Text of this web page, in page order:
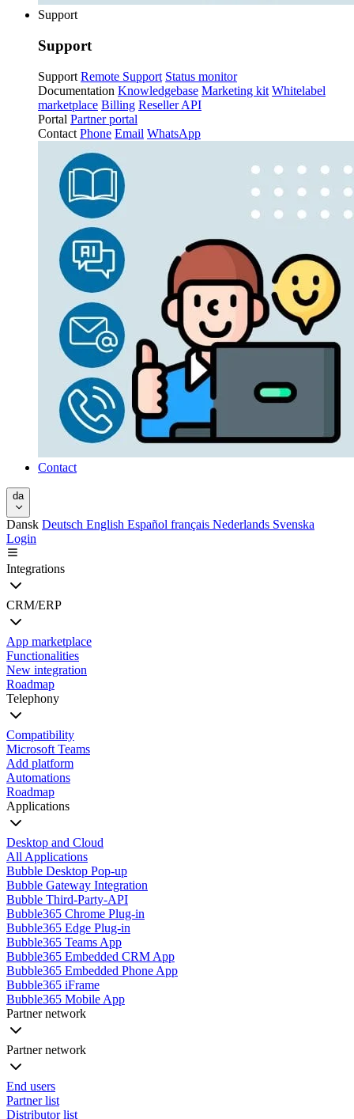
Support
Support
Support Remote Support Status monitor
Documentation Knowledgebase Marketing kit Whitelabel
marketplace Billing Reseller API
Portal Partner portal
Contact Phone Email WhatsApp
Contact
da
Dansk Deutsch English Español français Nederlands Svenska
Login
Integrations
CRM/ERP
App marketplace
Functionalities
New integration
Roadmap
Telephony
Compatibility
Microsoft Teams
Add platform
Automations
Roadmap
Applications
Desktop and Cloud
All Applications
Bubble Desktop Pop-up
Bubble Gateway Integration
Bubble Third-Party-API
Bubble365 Chrome Plug-in
Bubble365 Edge Plug-in
Bubble365 Teams App
Bubble365 Embedded CRM App
Bubble365 Embedded Phone App
Bubble365 iFrame
Bubble365 Mobile App
Partner network
Partner network
End users
Partner list
Distributor list